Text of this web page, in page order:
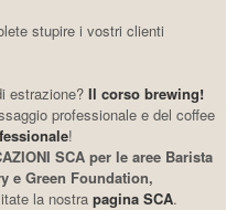
stupire i vostri clienti
estrazione?Il corso brewing!
professionale e del coffee
!
SCA per le aree Barista
e Green Foundation,
la nostrapagina SCA.